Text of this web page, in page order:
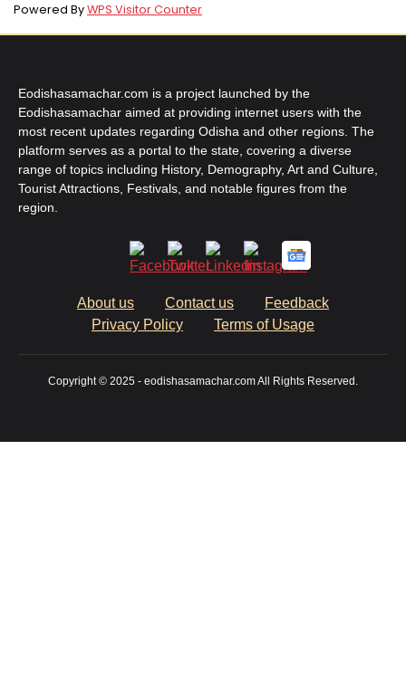
Powered ByWPS Visitor Counter
Eodishasamachar.com is a project launched by the
Eodishasamachar aimed at providing internet users with the
most recent updates regarding Odisha and other regions. The
platform serves as a portal to the state, covering a diverse
range of topics including History, Demography, Art and Culture,
Tourist Attractions, Festivals, and notable figures from the
region.
About us Contact us
Feedback
Privacy Policy
Terms of Usage
Copyright © 2025 - eodishasamachar.com All Rights Reserved.